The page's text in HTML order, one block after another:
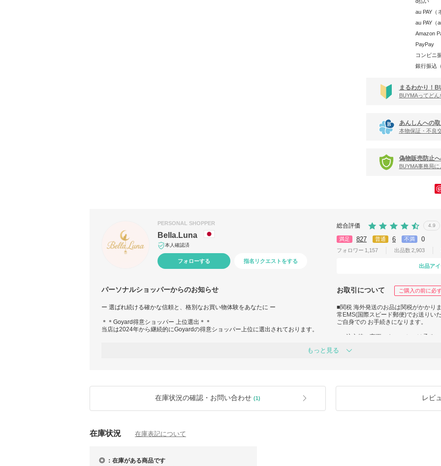
au PAY（
au PAY（
Amazon
PayPay
コンビニ
銀行振込
まるわかり！
BUYMAってど
あんしんへの
本物保証・不良
偽物販売防止
BUYMA事務局
PERSONAL SHOPPER
Bella.Luna
本人確認済
フォローする 指名リクエストをする
総合評価 4.9
満足 827 普通 6 不満 0
フォロワー 1,157 出品数 2,903
出品ア
パーソナルショッパーからのお知らせ お取引について ご購入の前に必
ー 選ばれ続ける確かな信頼と、格別なお買い物体験をあなたに ー
＊＊Goyard得意ショッパー 上位選出＊＊
当店は2024年から継続的にGoyardの得意ショッパー上位に選出されております。
是非安心してお買い物をお楽しみ下さいませ。
☆…☆…☆…☆…☆…☆
っております。
において、最高評価の5.0を獲得し評価いただいております。
■関税 海外発送のお品は関税がかかり
常EMS(国際スピード郵便)でお送りい
ご自身での お手続きになります。
■ご注文後の変更・キャンセルは承る
■梱包 海外輸送に十分耐え得る梱包を
後5日以内に証 拠画像をご提出お願い
は承れませんので、迅速なご 連絡を
■お客様のお使いのモニター環境によ
もっと見る
在庫状況の確認・お問い合わせ (1) レビ
在庫状況 在庫表記について
◎ ：在庫がある商品です